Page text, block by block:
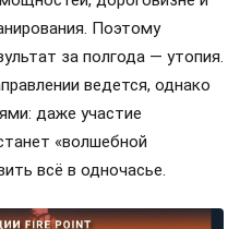
Поэтому
за полгода — утопия.
ведется, однако
даже участие
«волшебной
всё в одночасье.